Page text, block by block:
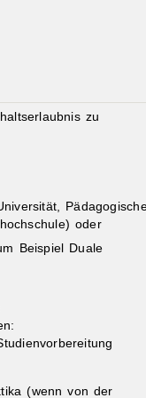
zu
oder
Beispiel Duale
(wennvon der